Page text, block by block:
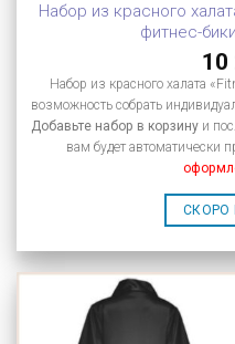
Набор из красного
фитнес-
10
Набор из красного халата
возможность собрать
Добавьте набор в корзину и
вам будет автоматически
СКОРО